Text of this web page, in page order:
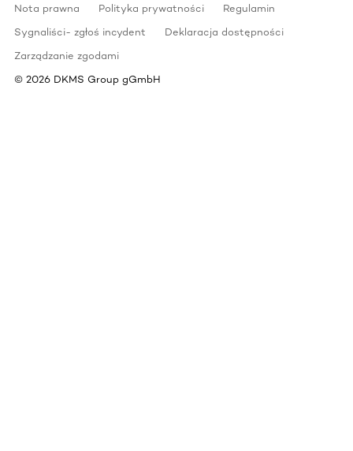
Nota prawna Polityka prywatności
Regulamin
Sygnaliści- zgłoś incydent
Deklaracja dostępności
Zarządzanie zgodami
© 2026 DKMS Group gGmbH